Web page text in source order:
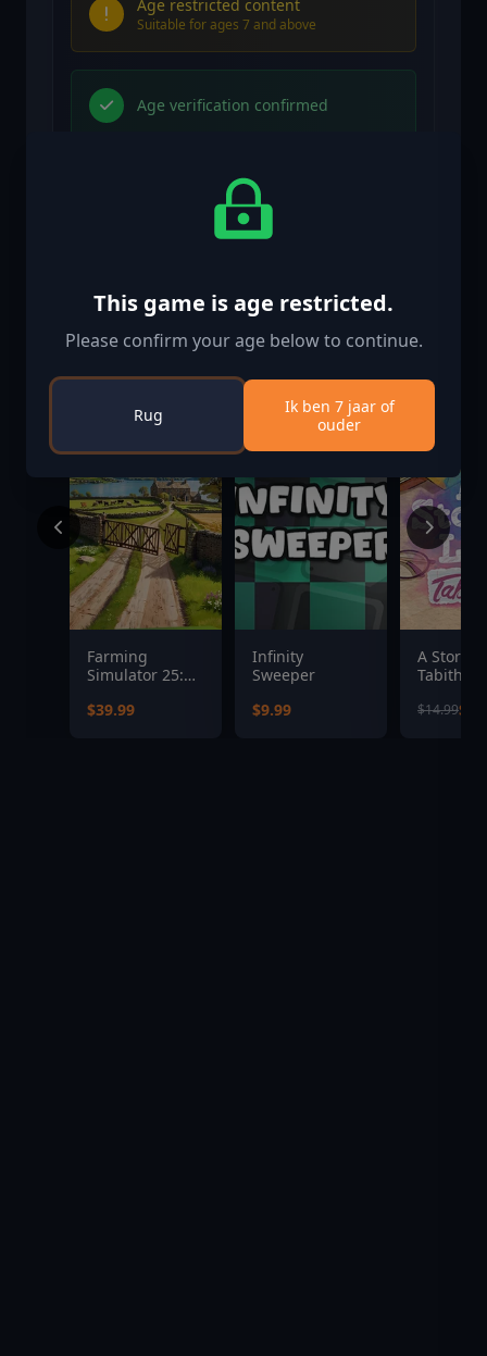
Age restricted content
Suitable for ages 7 and above
Age verification confirmed
Farming
Simulator 25:
Pass
$39.99
Infinity
Sweeper
$9.99
-50%
A
Tabitha
$14.99
This game is age restricted.
Please confirm your age below to continue.
Rug
Ik ben 7 jaar of
ouder